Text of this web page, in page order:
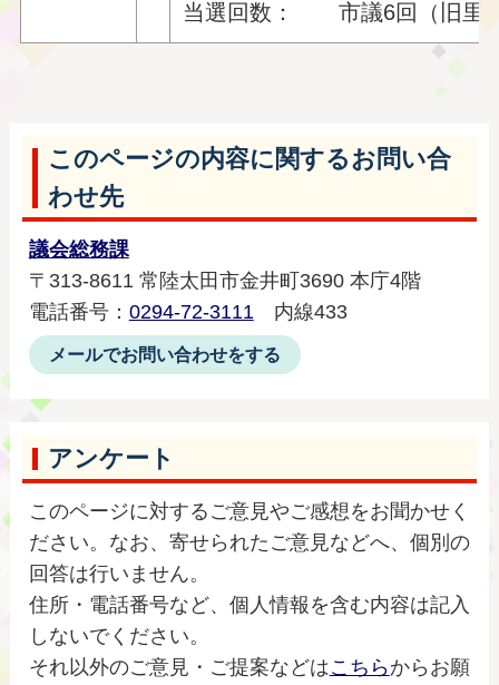
当選回数： 市議6回（旧里
このページの内容に関するお問い合
わせ先
議会総務課
〒313-8611 常陸太田市金井町3690 本庁4階
電話番号： 0294-72-3111内線433
メールでお問い合わせをする
アンケート
このページに対するご意見やご感想をお聞かせく
ださい。なお、寄せられたご意見などへ、個別の
回答は行いません。
住所・電話番号など、個人情報を含む内容は記入
しないでください。
それ以外のご意見・ご提案などはこちらからお願